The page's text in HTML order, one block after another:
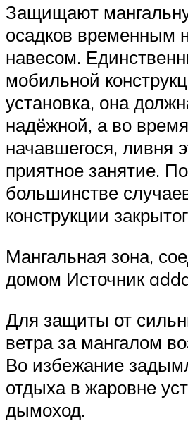
Защищают
осадков временным
навесом.
мобильной
установка, она
надёжной, а во
начавшегося, ливня
приятное занятие.
большинстве
конструкции
Мангальная зона,
домом Источник
Для защиты от
ветра за мангалом
Во избежание
отдыха в жаровне
дымоход.